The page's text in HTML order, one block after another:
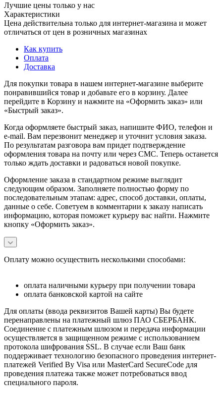
Лучшие цены только у нас
Характеристики
Цена действительна только для интернет-магазина и может
отличаться от цен в розничных магазинах
Как купить
Оплата
Доставка
Для покупки товара в нашем интернет-магазине выберите
понравившийся товар и добавьте его в корзину. Далее
перейдите в Корзину и нажмите на «Оформить заказ» или
«Быстрый заказ».
Когда оформляете быстрый заказ, напишите ФИО, телефон и
e-mail. Вам перезвонит менеджер и уточнит условия заказа.
По результатам разговора вам придет подтверждение
оформления товара на почту или через СМС. Теперь останется
только ждать доставки и радоваться новой покупке.
Оформление заказа в стандартном режиме выглядит
следующим образом. Заполняете полностью форму по
последовательным этапам: адрес, способ доставки, оплаты,
данные о себе. Советуем в комментарии к заказу написать
информацию, которая поможет курьеру вас найти. Нажмите
кнопку «Оформить заказ».
Оплату можно осуществить несколькими способами:
оплата наличными курьеру при получении товара
оплата банковской картой на сайте
Для оплаты (ввода реквизитов Вашей карты) Вы будете
перенаправлены на платежный шлюз ПАО СБЕРБАНК.
Соединение с платежным шлюзом и передача информации
осуществляется в защищенном режиме с использованием
протокола шифрования SSL. В случае если Ваш банк
поддерживает технологию безопасного проведения интернет-
платежей Verified By Visa или MasterCard SecureCode для
проведения платежа также может потребоваться ввод
специального пароля.